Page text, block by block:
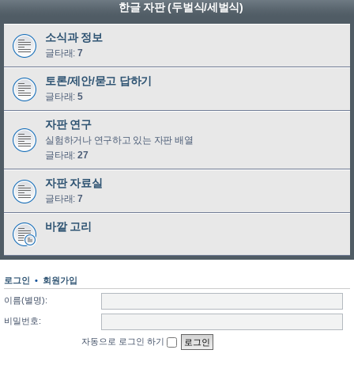
한글 자판 (두벌식/세벌식)
소식과 정보
글타래: 7
토론/제안/묻고 답하기
글타래: 5
자판 연구
실험하거나 연구하고 있는 자판 배열
글타래: 27
자판 자료실
글타래: 7
바깥 고리
로그인 • 회원가입
이름(별명):
비밀번호:
자동으로 로그인 하기